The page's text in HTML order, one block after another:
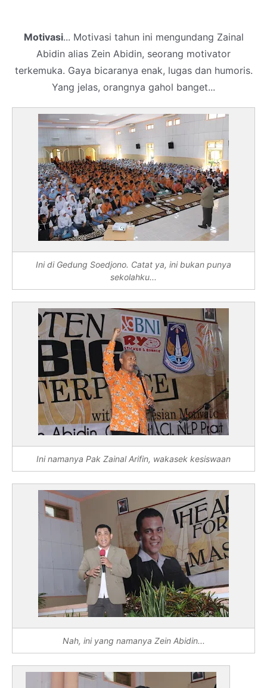
Motivasi... Motivasi tahun ini mengundang Zainal
Abidin alias Zein Abidin, seorang motivator
terkemuka. Gaya bicaranya enak, lugas dan humoris.
Yang jelas, orangnya gahol banget...
Ini di Gedung Soedjono. Catat ya, ini bukan punya
sekolahku...
Ini namanya Pak Zainal Arifin, wakasek kesiswaan
Nah, ini yang namanya Zein Abidin...